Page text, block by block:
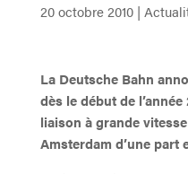
20 octobre 2010|
La Deutsche Bahn
dès le début de l’année
liaison à grande
Amsterdam d’une part